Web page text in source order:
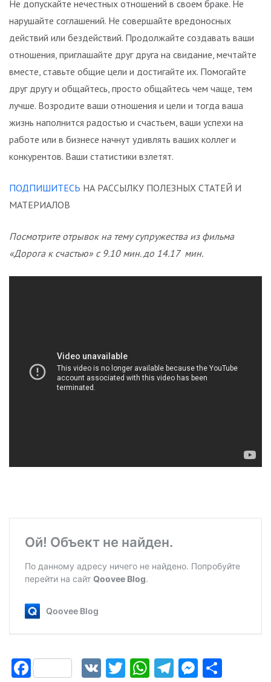
Не допускайте нечестных отношений в своем браке. Не
нарушайте соглашений. Не совершайте вредоносных
действий или бездействий. Продолжайте создавать ваши
отношения, приглашайте друг друга на свидание, мечтайте
вместе, ставьте общие цели и достигайте их. Помогайте
друг другу и общайтесь, просто общайтесь чем чаще, тем
лучше. Возродите ваши отношения и цели и тогда ваша
жизнь наполнится радостью и счастьем, ваши успехи на
работе или в бизнесе начнут удивлять ваших коллег и
конкурентов. Ваши статистики взлетят.
ПОДПИШИТЕСЬ НА РАССЫЛКУ ПОЛЕЗНЫХ СТАТЕЙ И
МАТЕРИАЛОВ
Посмотрите отрывок на тему супружества из фильма
«Дорога к счастью» с 9.10 мин. до 14.17 мин.
FacebookVK Twitter
WhatsApp
Telegram